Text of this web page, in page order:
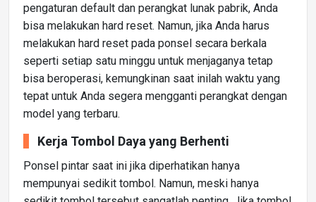
pengaturan default dan perangkat lunak pabrik, Anda
bisa melakukan hard reset. Namun, jika Anda harus
melakukan hard reset pada ponsel secara berkala
seperti setiap satu minggu untuk menjaganya tetap
bisa beroperasi, kemungkinan saat inilah waktu yang
tepat untuk Anda segera mengganti perangkat dengan
model yang terbaru.
Kerja Tombol Daya yang Berhenti
Ponsel pintar saat ini jika diperhatikan hanya
mempunyai sedikit tombol. Namun, meski hanya